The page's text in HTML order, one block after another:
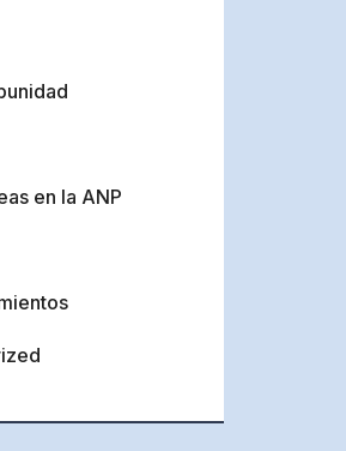
en la ANP